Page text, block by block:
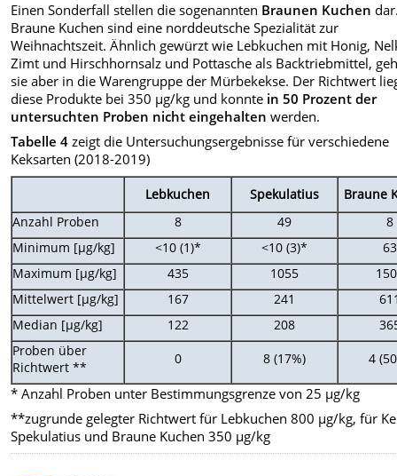
Einen Sonderfall stellen die sogenannten Braunen Kuchen
Braune Kuchen sind eine norddeutsche Spezialität zur
Weihnachtszeit. Ähnlich gewürzt wie Lebkuchen mit Honig,
Zimt und Hirschhornsalz und Pottasche als Backtriebmittel,
sie aber in die Warengruppe der Mürbekekse. Der Richtwert
diese Produkte bei 350 µg/kg und konnte in 50 Prozent der
untersuchten Proben nicht eingehalten werden.
Tabelle 4 zeigt die Untersuchungsergebnisse für verschiedene
Keksarten (2018-2019)
Lebkuchen Spekulatius
Braune
Anzahl Proben
8 49
8
Minimum [µg/kg]
<10 (1)* <10 (3)*
63
Maximum [µg/kg]
435 1055
Mittelwert [µg/kg]
167 241
Median [µg/kg]
122 208
Proben über
Richtwert **
0 8 (17%) 4
* Anzahl Proben unter Bestimmungsgrenze von 25 µg/kg
**zugrunde gelegter Richtwert für Lebkuchen 800 µg/kg, für
Spekulatius und Braune Kuchen 350 µg/kg